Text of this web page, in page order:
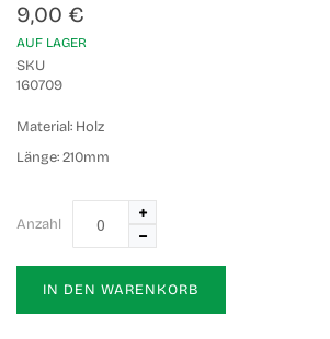
9,00 €
AUF LAGER
SKU
160709
Material: Holz
Länge:210mm
Anzahl
IN DEN WARENKORB
beginning
of
images
gallery